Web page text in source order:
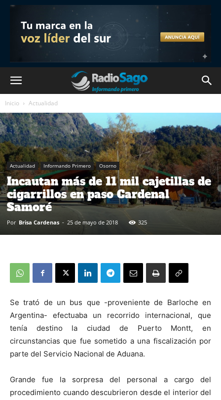
Inicio Actualidad
Actualidad Informando Primero Osorno
Incautan más de 11 mil cajetillas de
cigarrillos en paso Cardenal
Samoré
Por Brisa Cardenas - 25 de mayo de 2018 325
Se trató de un bus que -proveniente de Barloche en
Argentina- efectuaba un recorrido internacional, que
tenía destino la ciudad de Puerto Montt, en
circunstancias que fue sometido a una fiscalización por
parte del Servicio Nacional de Aduana.
Grande fue la sorpresa del personal a cargo del
procedimiento cuando descubrieron desde el interior del